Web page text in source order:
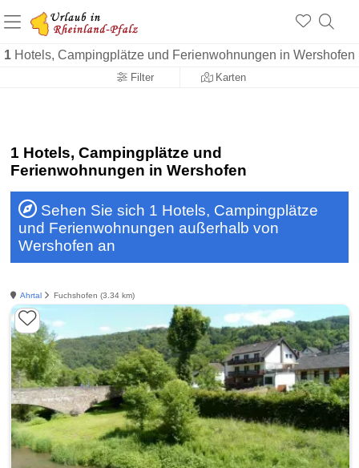
1 Hotels, Campingplätze und Ferienwohnungen in Wershofen
Filter Karten
+1.500 Unterkünfte in Rheinland-Pfalz
+1.000 Sehenswürdigkeiten
Über 25 Jahre online
1 Hotels, Campingplätze und
Ferienwohnungen in Wershofen
Sehen Sie sich 1 Hotels, Campingplätze
und Ferienwohnungen außerhalb von
Wershofen an
Ahrtal Fuchshofen (3.34 km)